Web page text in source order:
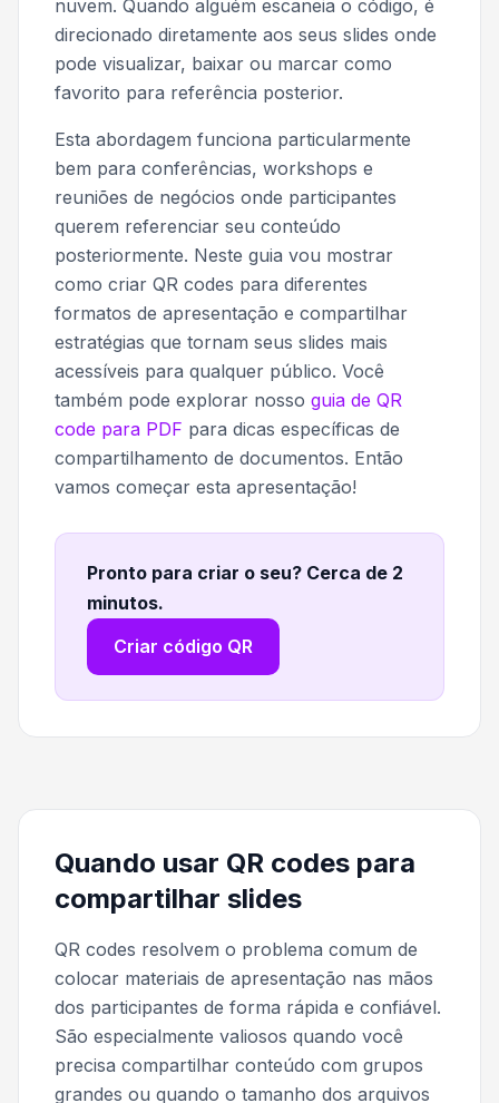
nuvem. Quando alguém escaneia o código, é
direcionado diretamente aos seus slides onde
pode visualizar, baixar ou marcar como
favorito para referência posterior.
Esta abordagem funciona particularmente
bem para conferências, workshops e
reuniões de negócios onde participantes
querem referenciar seu conteúdo
posteriormente. Neste guia vou mostrar
como criar QR codes para diferentes
formatos de apresentação e compartilhar
estratégias que tornam seus slides mais
acessíveis para qualquer público. Você
também pode explorar nosso guia de QR
code para PDF para dicas específicas de
compartilhamento de documentos. Então
vamos começar esta apresentação!
Pronto para criar o seu? Cerca de 2
minutos.
Criar código QR
Quando usar QR codes para
compartilhar slides
QR codes resolvem o problema comum de
colocar materiais de apresentação nas mãos
dos participantes de forma rápida e confiável.
São especialmente valiosos quando você
precisa compartilhar conteúdo com grupos
grandes ou quando o tamanho dos arquivos